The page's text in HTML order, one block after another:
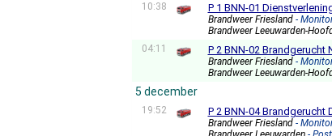
10:38 P 1 BNN-01
Brandweer Friesland -
Brandweer Leeuwarden-
04:11
P 2 BNN-02 Brandgerucht
Brandweer Friesland -
Brandweer Leeuwarden-
5 december
19:52 P 2 BNN-04
Brandweer Friesland -